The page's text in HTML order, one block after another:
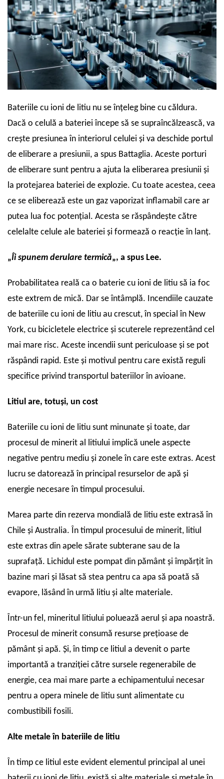
Bateriile cu ioni de litiu nu se înțeleg bine cu căldura.
Dacă o celulă a bateriei începe să se supraîncălzească, va
crește presiunea în interiorul celulei și va deschide portul
de eliberare a presiunii, a spus Battaglia. Aceste porturi
de eliberare sunt pentru a ajuta la eliberarea presiunii și
la protejarea bateriei de explozie. Cu toate acestea, ceea
ce se eliberează este un gaz vaporizat inflamabil care ar
putea lua foc potențial. Acesta se răspândește către
celelalte celule ale bateriei și formează o reacție în lanț.
„Îi spunem derulare termică„, a spus Lee.
Probabilitatea reală ca o baterie cu ioni de litiu să ia foc
este extrem de mică. Dar se întâmplă. Incendiile cauzate
de bateriile cu ioni de litiu au crescut, în special în New
York, cu bicicletele electrice și scuterele reprezentând cel
mai mare risc. Aceste incendii sunt periculoase și se pot
răspândi rapid. Este și motivul pentru care există reguli
specifice privind transportul bateriilor în avioane.
Litiul are, totuși, un cost
Bateriile cu ioni de litiu sunt minunate și toate, dar
procesul de minerit al litiului implică unele aspecte
negative pentru mediu și zonele în care este extras. Acest
lucru se datorează în principal resurselor de apă și
energie necesare în timpul procesului.
Marea parte din rezerva mondială de litiu este extrasă în
Chile și Australia. În timpul procesului de minerit, litiul
este extras din apele sărate subterane sau de la
suprafață. Lichidul este pompat din pământ și împărțit în
bazine mari și lăsat să stea pentru ca apa să poată să
evapore, lăsând în urmă litiu și alte materiale.
Într-un fel, mineritul litiului poluează aerul și apa noastră.
Procesul de minerit consumă resurse prețioase de
pământ și apă. Și, în timp ce litiul a devenit o parte
importantă a tranziției către sursele regenerabile de
energie, cea mai mare parte a echipamentului necesar
pentru a opera minele de litiu sunt alimentate cu
combustibili fosili.
Alte metale în bateriile de litiu
În timp ce litiul este evident elementul principal al unei